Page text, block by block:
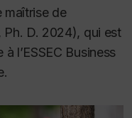
maîtrise de
Ph. D. 2024), qui est
l’ESSEC Business
.